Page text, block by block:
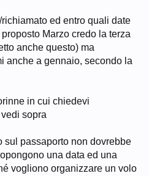
ed entro quali date
Marzo credo la terza
anche questo) ma
anche a gennaio, secondo la
in cui chiedevi
sopra
sul passaporto non dovrebbe
una data ed una
vogliono organizzare un volo